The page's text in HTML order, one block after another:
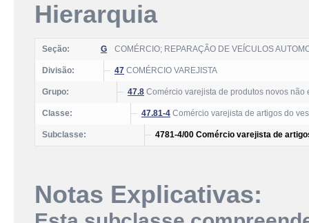
Hierarquia
Seção: G COMÉRCIO; REPARAÇÃO DE VEÍCULOS
Divisão: 47 COMÉRCIO VAREJISTA
Grupo: 47.8 Comércio varejista de produtos novos
Classe: 47.81-4 Comércio varejista de artigos do
Subclasse: 4781-4/00 Comércio varejista de
Notas Explicativas: